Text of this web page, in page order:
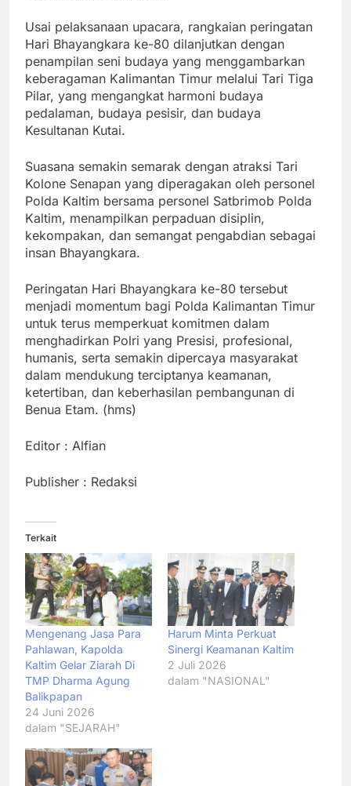
Usai pelaksanaan upacara, rangkaian peringatan
Hari Bhayangkara ke-80 dilanjutkan dengan
penampilan seni budaya yang menggambarkan
keberagaman Kalimantan Timur melalui Tari Tiga
Pilar, yang mengangkat harmoni budaya
pedalaman, budaya pesisir, dan budaya
Kesultanan Kutai.
Suasana semakin semarak dengan atraksi Tari
Kolone Senapan yang diperagakan oleh personel
Polda Kaltim bersama personel Satbrimob Polda
Kaltim, menampilkan perpaduan disiplin,
kekompakan, dan semangat pengabdian sebagai
insan Bhayangkara.
Peringatan Hari Bhayangkara ke-80 tersebut
menjadi momentum bagi Polda Kalimantan Timur
untuk terus memperkuat komitmen dalam
menghadirkan Polri yang Presisi, profesional,
humanis, serta semakin dipercaya masyarakat
dalam mendukung terciptanya keamanan,
ketertiban, dan keberhasilan pembangunan di
Benua Etam. (hms)
Editor : Alfian
Publisher : Redaksi
Terkait
Mengenang Jasa Para
Pahlawan, Kapolda
Kaltim Gelar Ziarah Di
TMP Dharma Agung
Balikpapan
24 Juni 2026
dalam "SEJARAH"
Harum Minta Perkuat
Sinergi Keamanan Kaltim
2 Juli 2026
dalam "NASIONAL"